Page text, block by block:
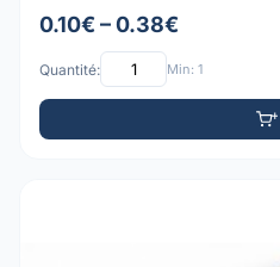
0.10€ – 0.38€
Quantité: Min: 1